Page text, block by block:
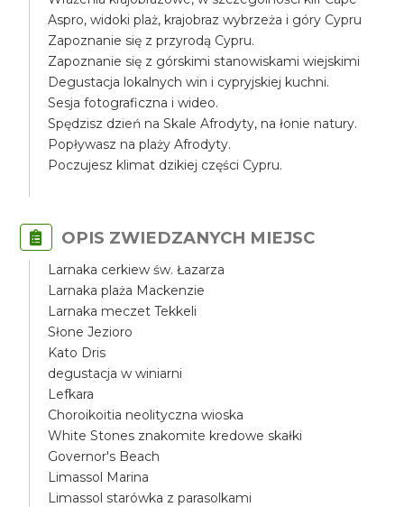
Aspro, widoki plaż, krajobraz wybrzeża i góry Cypru
Zapoznanie się z przyrodą Cypru.
Zapoznanie się z górskimi stanowiskami wiejskimi
Degustacja lokalnych win i cypryjskiej kuchni.
Sesja fotograficzna i wideo.
Spędzisz dzień na Skale Afrodyty, na łonie natury.
Popływasz na plaży Afrodyty.
Poczujesz klimat dzikiej części Cypru.
OPIS ZWIEDZANYCH MIEJSC
Larnaka cerkiew św. Łazarza
Larnaka plaża Mackenzie
Larnaka meczet Tekkeli
Słone Jezioro
Kato Dris
degustacja w winiarni
Lefkara
Choroikoitia neolityczna wioska
White Stones znakomite kredowe skałki
Governor's Beach
Limassol Marina
Limassol starówka z parasolkami